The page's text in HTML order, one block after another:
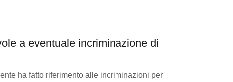
a eventuale incriminazione di
ha fatto riferimento alle incriminazioni per